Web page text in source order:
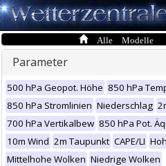
Alle Modelle
Parameter
500 hPa Geopot. Höhe 850 hPa
850 hPa Stromlinien Niederschlag
700 hPa Vertikalbew 850 hPa Pot.
10m Wind 2m Taupunkt CAPE/LI
Mittelhohe Wolken Niedrige Wolken